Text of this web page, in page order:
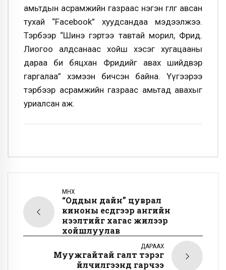
амьтдын асрамжийн газраас нэгэн гөлөг авсан
тухай “Facebook” хуудсандаа мэдээлжээ.
Тэрбээр “Шинэ гэртээ тавтай морил, Фрид.
Лиогоо алдсанаас хойш хэсэг хугацааны
дараа би бяцхан Фридийг авах шийдвэр
гаргалаа” хэмээн бичсэн байна. Үүгээрээ
тэрбээр асрамжийн газраас амьтад авахыг
уриалсан аж.
ӨМНӨХ
“Оддын дайн” цуврал
киноны есдүгээр ангийн
нээлтийг хагас жилээр
хойшлуулав
ДАРААХ
Муужгайтай галт тэрэг
үйлчилгээнд гарчээ